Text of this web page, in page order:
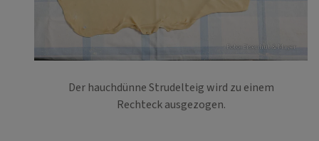
Foto: Eisenhut & Mayer
Der hauchdünne Strudelteig wird zu einem
Rechteck ausgezogen.